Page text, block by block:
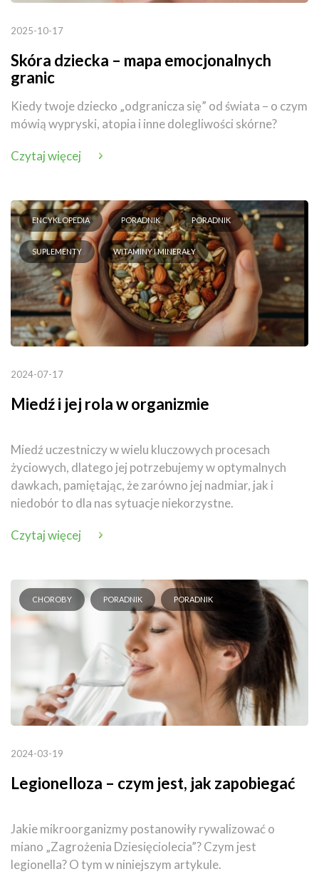
2025-10-17
Skóra dziecka – mapa emocjonalnych
granic
Kiedy twoje dziecko „odgranicza się” od świata – o czym
mówią wypryski, atopia i inne dolegliwości skórne?
Czytaj więcej
ENCYKLOPEDIA PORADNIK PORADNIK
SUPLEMENTY WITAMINY I MINERAŁY
2024-07-17
Miedź i jej rola w organizmie
Miedź uczestniczy w wielu kluczowych procesach
życiowych, dlatego jej potrzebujemy w optymalnych
dawkach, pamiętając, że zarówno jej nadmiar, jak i
niedobór to dla nas sytuacje niekorzystne.
Czytaj więcej
CHOROBY PORADNIK PORADNIK
2024-03-19
Legionelloza – czym jest, jak zapobiegać
Jakie mikroorganizmy postanowiły rywalizować o
miano „Zagrożenia Dziesięciolecia”? Czym jest
legionella? O tym w niniejszym artykule.